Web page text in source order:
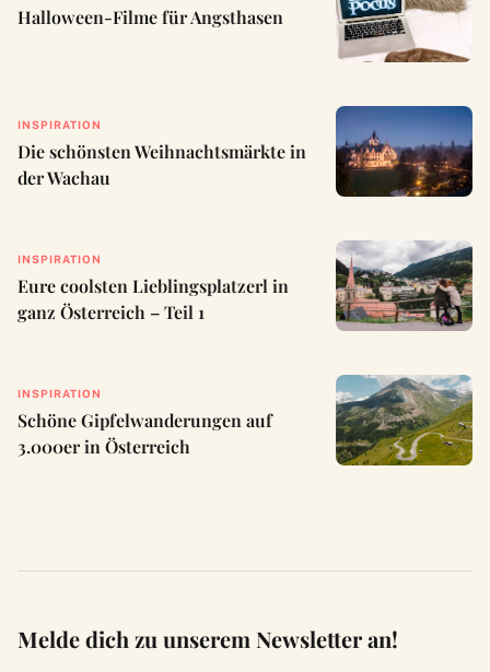
Halloween-Filme für Angsthasen
INSPIRATION
Die schönsten Weihnachtsmärkte in
der Wachau
INSPIRATION
Eure coolsten Lieblingsplatzerl in
ganz Österreich – Teil 1
INSPIRATION
Schöne Gipfelwanderungen auf
3.000er in Österreich
Melde dich zu unserem Newsletter an!